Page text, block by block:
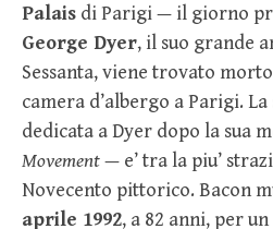
Palais di Parigi — il giorno
George Dyer, il suo grande
Sessanta, viene trovato
camera d’albergo a Parigi.
dedicata a Dyer dopo la sua
Movement— e’ tra la piu’
Novecento pittorico. Bacon
aprile 1992, a 82 anni, per